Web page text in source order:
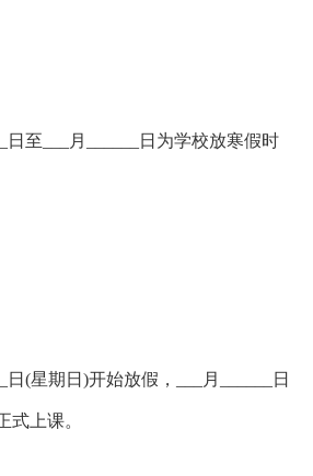
日至___月______日为学校放寒假时
(星期日)开始放假，___月______日
式上课。